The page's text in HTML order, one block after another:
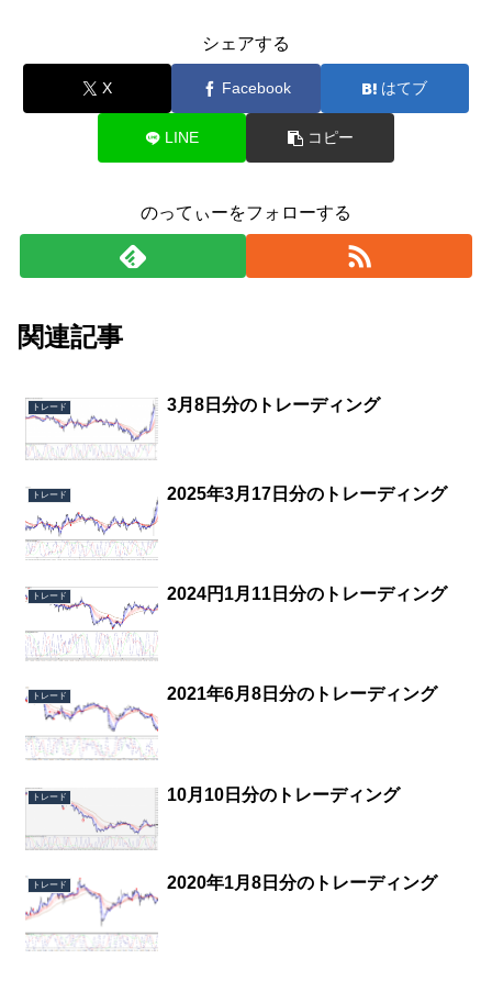
シェアする
X Facebook はてブ
LINE コピー
のってぃーをフォローする
関連記事
トレード 3月8日分のトレーディング
トレード 2025年3月17日分のトレーディング
トレード 2024円1月11日分のトレーディング
トレード 2021年6月8日分のトレーディング
トレード 10月10日分のトレーディング
トレード 2020年1月8日分のトレーディング